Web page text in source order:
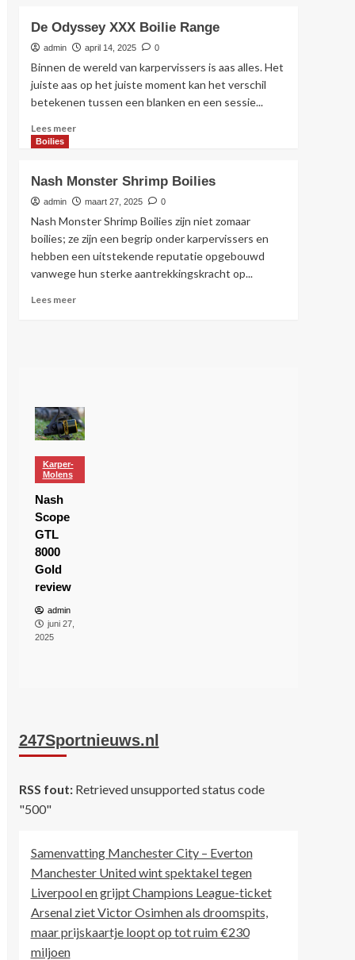
De Odyssey XXX Boilie Range
admin april 14, 2025 0
Binnen de wereld van karpervissers is aas alles. Het
juiste aas op het juiste moment kan het verschil
betekenen tussen een blanken en een sessie...
Lees meerLees
Odyssey
XXX
Boilie
Boilies
Nash Monster Shrimp Boilies
admin maart 27, 2025 0
Nash Monster Shrimp Boilies zijn niet zomaar
boilies; ze zijn een begrip onder karpervissers en
hebben een uitstekende reputatie opgebouwd
vanwege hun sterke aantrekkingskracht op...
Lees meerLees
Karper-
Molens
Nash
Scope
GTL
8000
Gold
review
admin
juni 27,
2025
247Sportnieuws.nl
RSS fout:Retrieved unsupported status code
"500"
Samenvatting Manchester City – Everton
Manchester United wint spektakel tegen
Liverpool en grijpt Champions League-ticket
Arsenal ziet Victor Osimhen als droomspits,
maar prijskaartje loopt op tot ruim €230
miljoen